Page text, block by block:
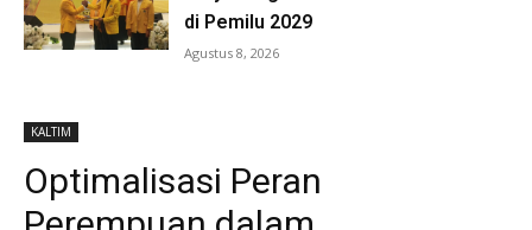
di Pemilu 2029
Agustus 8, 2026